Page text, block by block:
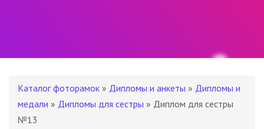
Каталог фоторамок » Дипломы и анкеты » Дипломы и
медали » Дипломы для сестры » Диплом для сестры
№13